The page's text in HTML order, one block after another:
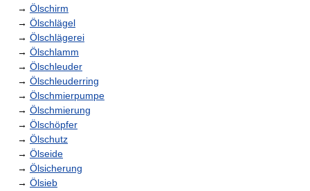
→ Ölschirm
→ Ölschlägel
→ Ölschlägerei
→ Ölschlamm
→ Ölschleuder
→ Ölschleuderring
→ Ölschmierpumpe
→ Ölschmierung
→ Ölschöpfer
→ Ölschutz
→ Ölseide
→ Ölsicherung
→ Ölsieb